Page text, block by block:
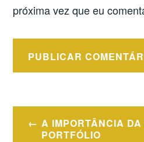
próxima vez que eu
Navegação
A IMPORTÂNCIA
PORTFÓLIO